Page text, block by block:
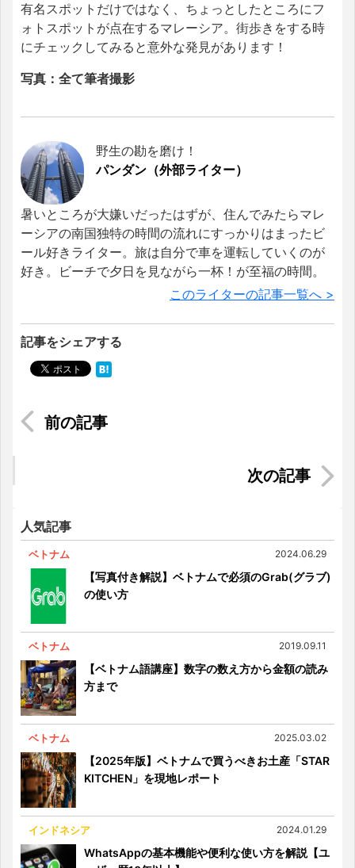
有名スポットだけではなく、ちょっとしたところにフ
ォトスポットが点在するマレーシア。街歩きをする時
にチェックしてみると意外な発見があります！
写真：全て筆者撮影
野生の勘を磨け！
パンダン（外部ライター）
暑いところが大嫌いだったはずが、住んでみたらマレ
ーシアの南国独特の時間の流れにすっかりはまったビ
ール好きライター。旅は自分で車を運転していくのが
好き。ビーチで夕日を見ながら一杯！が至福の時間。
このライターの記事一覧へ >
記事をシェアする
ベトナムの伝統工芸品「トーヘ (Tò He)」とは？
マレーシア滞在者必見！フードデリバリーサービ
人気記事
ベトナム 2024.06.29
【写真付き解説】ベトナムで必須のGrab(グラブ)
の使い方
ベトナム 2019.09.11
【ベトナム語講座】数字の数え方から金額の読み
方まで
ベトナム 2025.03.02
【2025年版】ベトナムで買うべきお土産「STAR
KITCHEN」を現地レポート
インドネシア 2024.01.29
WhatsAppの基本機能や便利な使い方を解説【ユ